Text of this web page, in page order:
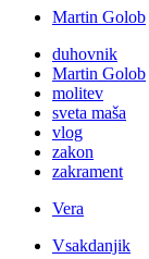
Martin Golob
duhovnik
Martin Golob
molitev
sveta maša
vlog
zakon
zakrament
Vera
Vsakdanjik